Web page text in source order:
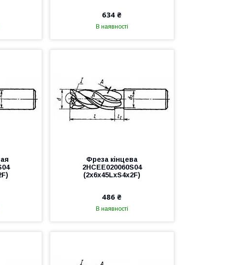
634 ₴
В наявності
Фреза кінцева
2HCEE020060S04
(2x6x45LxS4x2F)
486 ₴
В наявності